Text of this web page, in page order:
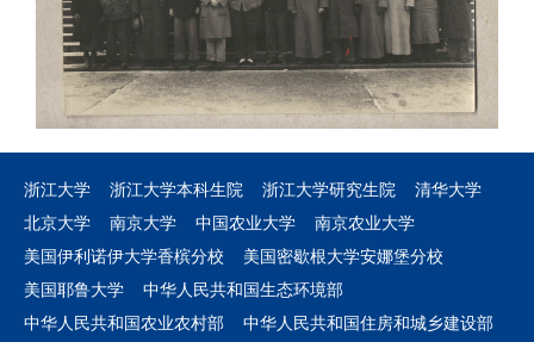
浙江大学 浙江大学本科生院 浙江大学研究生院
清华大学
北京大学
南京大学 中国农业大学
南京农业大学
美国伊利诺伊大学香槟分校
美国密歇根大学安娜堡分校
美国耶鲁大学
中华人民共和国生态环境部
中华人民共和国农业农村部
中华人民共和国住房和城乡建设部